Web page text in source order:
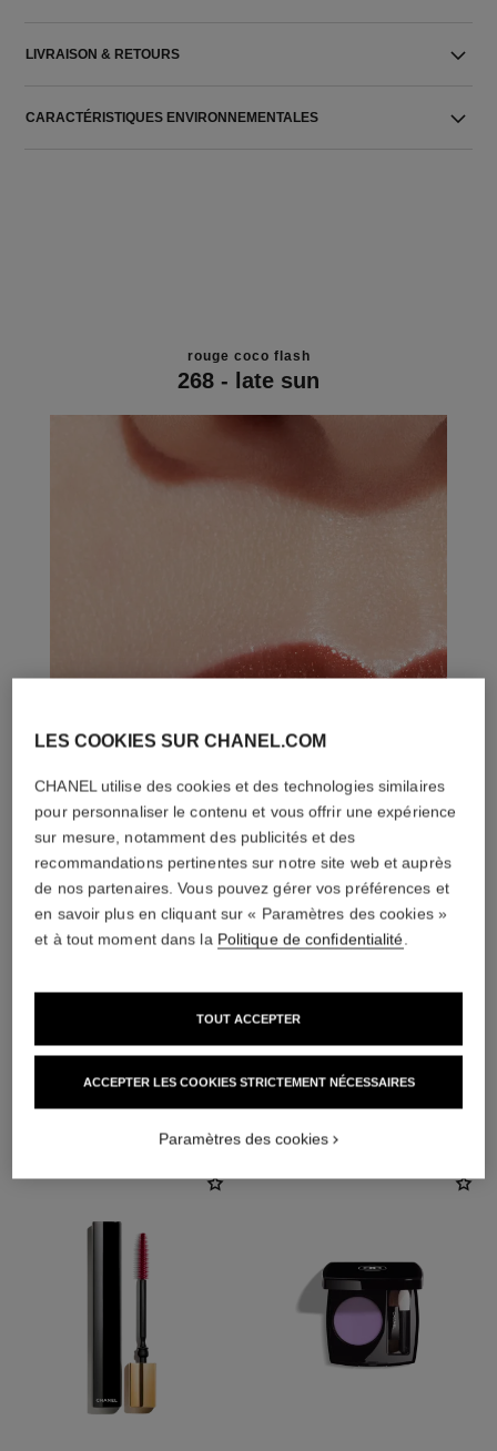
LIVRAISON & RETOURS
CARACTÉRISTIQUES ENVIRONNEMENTALES
rouge coco flash
268 - late sun
L'ACCORD PARFAIT
LES COOKIES SUR CHANEL.COM
CHANEL utilise des cookies et des technologies similaires
pour personnaliser le contenu et vous offrir une expérience
sur mesure, notamment des publicités et des
recommandations pertinentes sur notre site web et auprès
de nos partenaires. Vous pouvez gérer vos préférences et
en savoir plus en cliquant sur « Paramètres des cookies »
et à tout moment dans la Politique de confidentialité.
ACCEPTER LES COOKIES STRICTEMENT NÉCESSAIRES
TOUT ACCEPTER
Paramètres des cookies